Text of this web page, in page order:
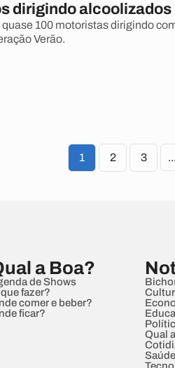
dirigindo alcoolizados
quase 100 motoristas dirigindo
Verão.
1 2 3 ...
a Boa?
de Shows
fazer?
comer e beber?
ficar?
Qual
Saúde